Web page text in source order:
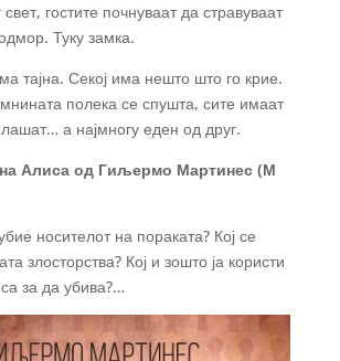
гостите почнуваат да стравуваат
Туку замка.
тајна. Секој има нешто што го крие.
полека се спушта, сите имаат
а најмногу еден од друг.
Алиса од Гиљермо Мартинес (М
носителот на пораката? Кој се
злосторства? Кој и зошто ја користи
за да убива?…